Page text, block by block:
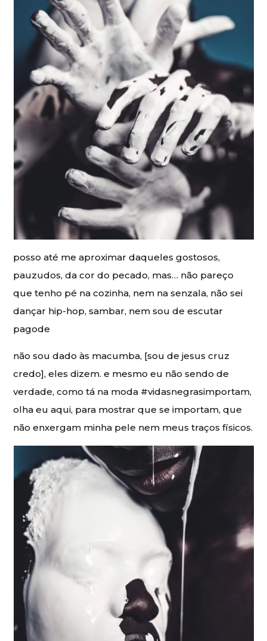
posso até me aproximar daqueles gostosos,
pauzudos, da cor do pecado, mas… não pareço
que tenho pé na cozinha, nem na senzala, não sei
dançar hip-hop, sambar, nem sou de escutar
pagode
não sou dado às macumba, [sou de jesus cruz
credo], eles dizem. e mesmo eu não sendo de
verdade, como tá na moda #vidasnegrasimportam,
olha eu aqui, para mostrar que se importam, que
não enxergam minha pele nem meus traços físicos.